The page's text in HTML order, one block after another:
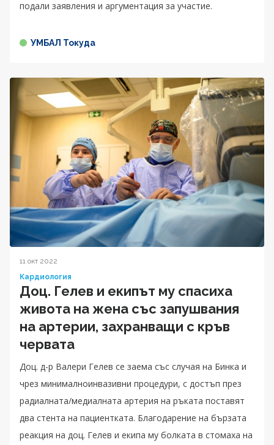
подали заявления и аргументация за участие.
УМБАЛ Токуда
11 окт 2022
Кардиология
Доц. Гелев и екипът му спасиха
живота на жена със запушвания
на артерии, захранващи с кръв
червата
Доц. д-р Валери Гелев се заема със случая на Бинка и
чрез минималноинвазивни процедури, с достъп през
радиалната/медиалната артерия на ръката поставят
два стента на пациентката. Благодарение на бързата
реакция на доц. Гелев и екипа му болката в стомаха на